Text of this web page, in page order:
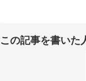
この記事を書いた